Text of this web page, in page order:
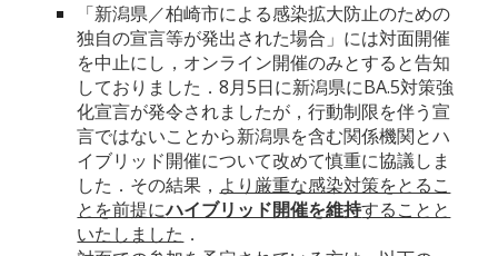
「新潟県／柏崎市による感染拡大防止のための
独自の宣言等が発出された場合」には対面開催
を中止にし，オンライン開催のみとすると告知
しておりました．8月5日に新潟県にBA.5対策強
化宣言が発令されましたが，行動制限を伴う宣
言ではないことから新潟県を含む関係機関とハ
イブリッド開催について改めて慎重に協議しま
した．その結果， より厳重な感染対策をとるこ
とを前提にハイブリッド開催を維持することと
いたしました ．